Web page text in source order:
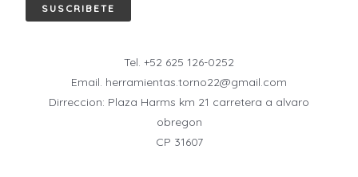
SUSCRIBETE
Tel. +52 625 126-0252
Email. herramientas.torno22@gmail.com
Dirreccion: Plaza Harms km 21 carretera a alvaro
obregon
CP 31607